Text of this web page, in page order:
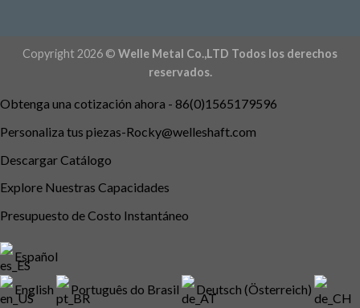
Copyright 2026 © Welle Metal Co.,LTD Todos los derechos
reservados.
Obtenga una cotización ahora - 86(0)1565179596
Personaliza tus piezas-Rocky@welleshaft.com
Descargar Catálogo
Explore Nuestras Capacidades
Presupuesto de Costo Instantáneo
Español
English Português do Brasil Deutsch (Österreich)